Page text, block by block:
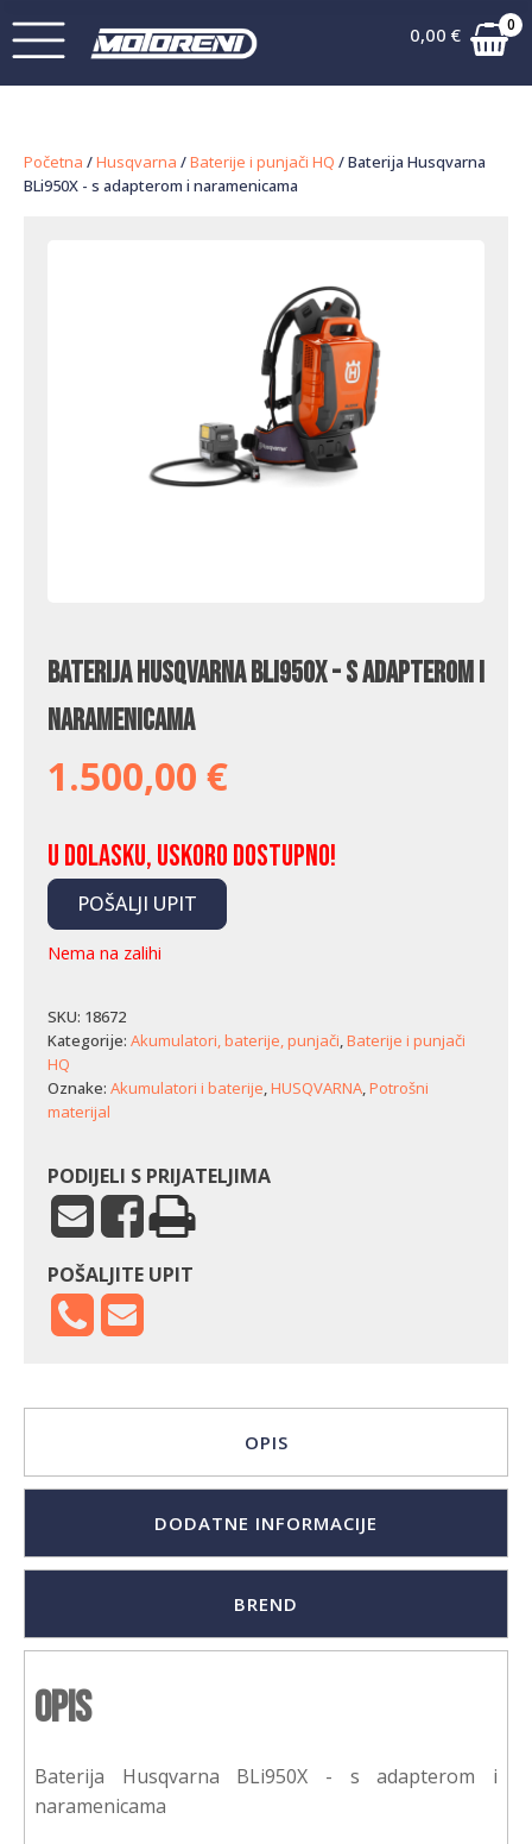
0,00 € 0
Početna /Husqvarna /Baterije i punjači HQ / Baterija Husqvarna
BLi950X - s adapterom i naramenicama
Baterija Husqvarna BLi950X - s adapterom i
naramenicama
1.500,00 €
U dolasku, uskoro dostupno!
POŠALJI UPIT
Nema na zalihi
SKU: 18672
Kategorije: Akumulatori, baterije, punjači,Baterije i punjači
HQ
Oznake: Akumulatori i baterije,HUSQVARNA,Potrošni
materijal
PODIJELI S PRIJATELJIMA
POŠALJITE UPIT
OPIS
DODATNE INFORMACIJE
BREND
Opis
Baterija Husqvarna BLi950X - s adapterom i
naramenicama